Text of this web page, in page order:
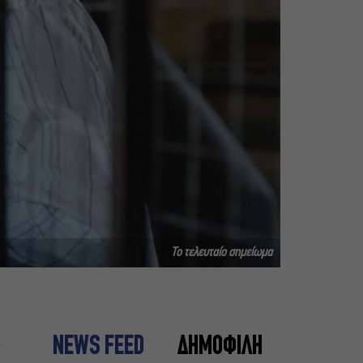
Το τελευταίο σημείωμα
NEWS FEED ΔΗΜΟΦΙΛΗ